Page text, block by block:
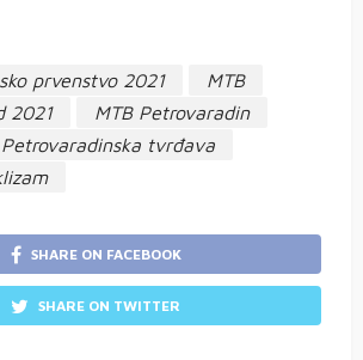
prvenstvo 2021
MTB
2021
MTB Petrovaradin
Petrovaradinska tvrđava
SHARE ON FACEBOOK
SHARE ON TWITTER